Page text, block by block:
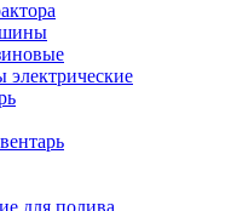
для полива